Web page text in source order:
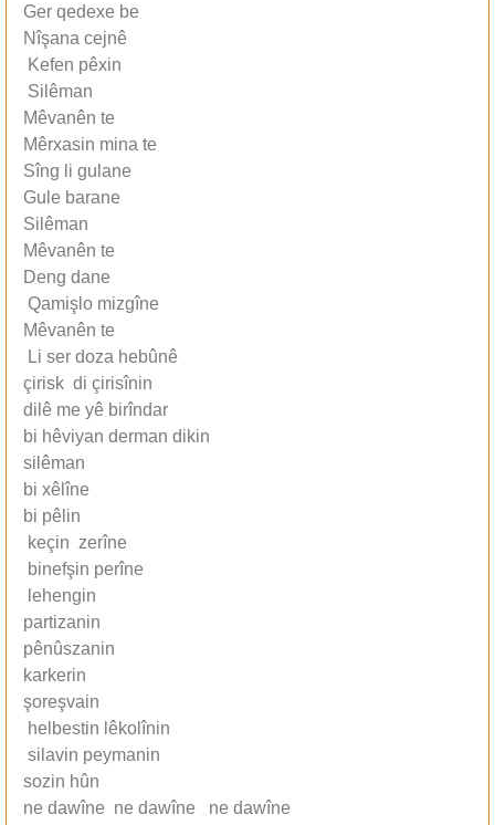
Ger qedexe be
Nîşana cejnê
Kefen pêxin
Silêman
Mêvanên te
Mêrxasin mina te
Sîng li gulane
Gule barane
Silêman
Mêvanên te
Deng dane
Qamişlo mizgîne
Mêvanên te
Li ser doza hebûnê
çirisk di çirisînin
dilê me yê birîndar
bi hêviyan derman dikin
silêman
bi xêlîne
bi pêlin
keçin zerîne
binefşin perîne
lehengin
partizanin
pênûszanin
karkerin
şoreşvain
helbestin lêkolînin
silavin peymanin
sozin hûn
ne dawîne ne dawîne ne dawîne